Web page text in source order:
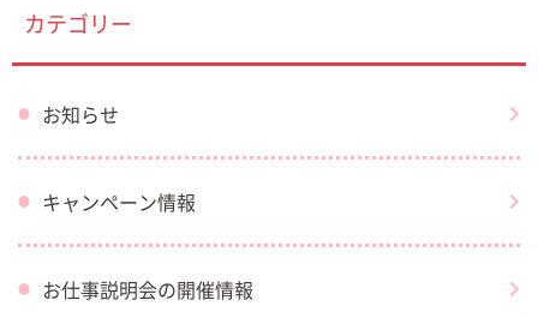
カテゴリー
お知らせ
キャンペーン情報
お仕事説明会の開催情報